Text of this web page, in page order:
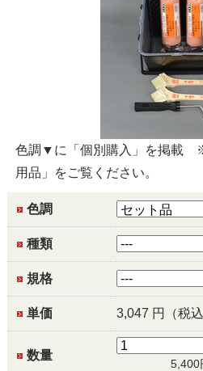
色調▼に「個別購入」を掲載
用品」をご覧ください。
色調
種類
規格
単価 3,047 円（税込
数量
5,400